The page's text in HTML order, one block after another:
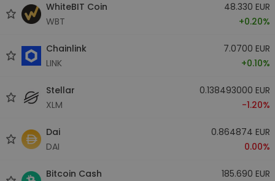
WhiteBIT Coin
WBT
48.330 EUR
+0.20%
Chainlink
LINK
7.0700 EUR
+0.10%
Stellar
XLM
0.138493000 EUR
-1.20%
Dai
DAI
0.864874 EUR
0.00%
Bitcoin Cash
185.690 EUR